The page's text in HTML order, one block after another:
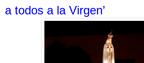
a todos a la Virgen’